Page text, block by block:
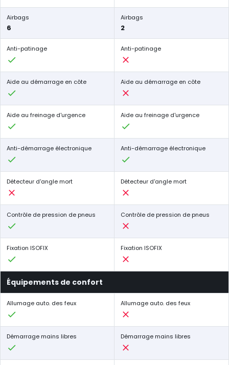
Airbags
6
Airbags
2
Anti-patinage Anti-patinage
Aide au démarrage en côte Aide au démarrage en côte
Aide au freinage d'urgence Aide au freinage d'urgence
Anti-démarrage électronique Anti-démarrage électronique
Détecteur d'angle mort Détecteur d'angle mort
Contrôle de pression de pneus Contrôle de pression de pneus
Fixation ISOFIX Fixation ISOFIX
Équipements de confort
Allumage auto. des feux Allumage auto. des feux
Démarrage mains libres Démarrage mains libres